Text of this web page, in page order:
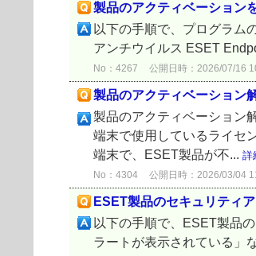
製品のアクティベーション
以下の手順で、プログラム
アンチウイルス ESET
No：4267 公開日時：2026/07/16
製品のアクティベーション
製品のアクティベーション
端末で使用しているライセ
端末で、ESET製品が不... 詳
No：4304 公開日時：2026/03/04
ESET製品のセキュリティ
以下の手順で、ESET製品
ラートが表示されている」